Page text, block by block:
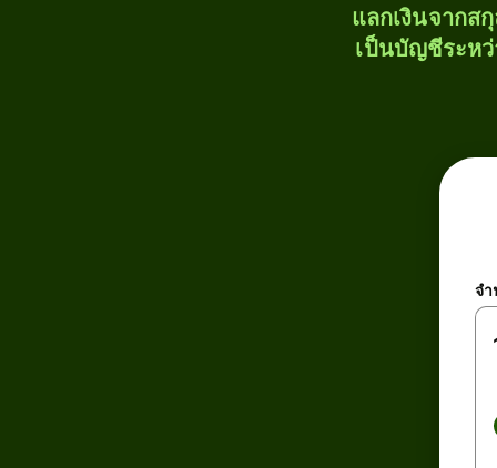
แลกเงินจากส
เป็นบัญชีระหว่
จ